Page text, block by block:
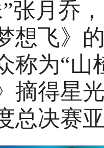
月乔，
想飞》
称为“山
摘得星
总决赛